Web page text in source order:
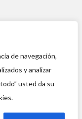
de navegación,
y analizar
usted da su